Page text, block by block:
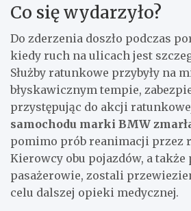
Co się wydarzyło?
Do zderzenia doszło podczas
kiedy ruch na ulicach jest
Służby ratunkowe przybyły na
błyskawicznym tempie,
przystępując do akcji
samochodu marki BMW
pomimo prób reanimacji przez
Kierowcy obu pojazdów, a także
pasażerowie, zostali
celu dalszej opieki medycznej.